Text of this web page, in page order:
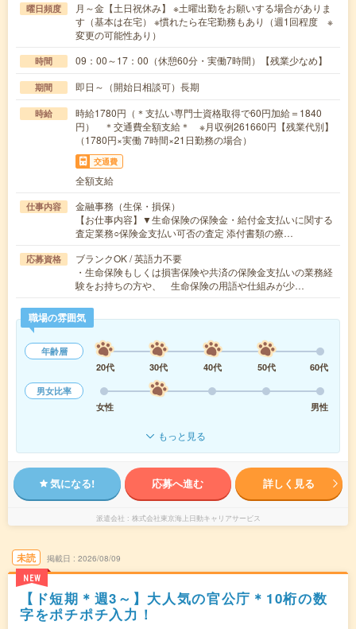
曜日頻度
月～金【土日祝休み】 ※土曜出勤をお願いする場合がありま
す（基本は在宅） ※慣れたら在宅勤務もあり（週1回程度 ※
変更の可能性あり）
時間 09：00～17：00（休憩60分・実働7時間）【残業少なめ】
期間 即日～（開始日相談可）長期
時給
時給1780円（＊支払い専門士資格取得で60円加給＝1840
円） ＊交通費全額支給＊ ※月収例261660円【残業代別】
（1780円×実働 7時間×21日勤務の場合）
交通費
全額支給
仕事内容
金融事務（生保・損保）
【お仕事内容】▼生命保険の保険金・給付金支払いに関する
査定業務○保険金支払い可否の査定 添付書類の療…
応募資格
ブランクOK / 英語力不要
・生命保険もしくは損害保険や共済の保険金支払いの業務経
験をお持ちの方や、 生命保険の用語や仕組みが少…
職場の雰囲気
年齢層
20代
30代 40代 50代
60代
男女比率
女性
男性
もっと見る
気になる! 応募へ進む 詳しく見る
派遣会社 株式会社東京海上日動キャリアサービス
未読
NEW
掲載日 2026/08/09
【ド短期＊週3～】大人気の官公庁＊10桁の数
字をポチポチ入力！